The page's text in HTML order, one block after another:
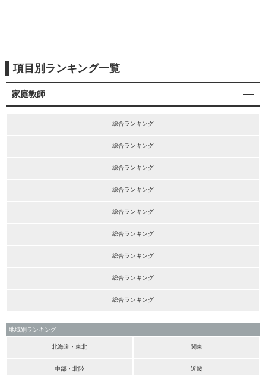
項目別ランキング一覧
家庭教師
総合ランキング
総合ランキング
総合ランキング
総合ランキング
総合ランキング
総合ランキング
総合ランキング
総合ランキング
総合ランキング
地域別ランキング
北海道・東北 関東
中部・北陸 近畿